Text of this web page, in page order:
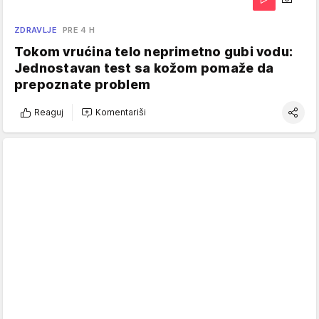
ZDRAVLJE PRE 4 H
Tokom vrućina telo neprimetno gubi vodu:
Jednostavan test sa kožom pomaže da
prepoznate problem
Reaguj Komentariši